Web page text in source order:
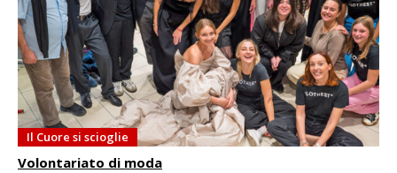
Il Cuore si scioglie
Volontariato di moda